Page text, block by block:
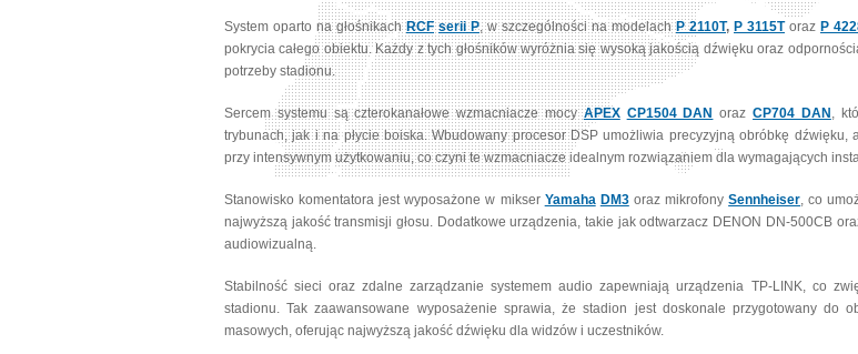
System oparto na głośnikach RCF serii P, w szczególności na modelachP 2110T, P 3115Toraz P
pokrycia całego obiektu. Każdy z tych głośników wyróżnia się wysoką jakością dźwięku oraz
potrzeby stadionu.
Sercem systemu są czterokanałowe wzmacniacze mocyAPEX CP1504 DAN orazCP704 DAN ,
trybunach, jak i na płycie boiska. Wbudowany procesor DSP umożliwia precyzyjną obróbkę
przy intensywnym użytkowaniu, co czyni te wzmacniacze idealnym rozwiązaniem dla wymagających
Stanowisko komentatora jest wyposażone w mikser Yamaha DM3oraz mikrofonySennheiser, co
najwyższą jakość transmisji głosu. Dodatkowe urządzenia, takie jak odtwarzacz DENON DN-500CB
audiowizualną.
Stabilność sieci oraz zdalne zarządzanie systemem audio zapewniają urządzenia TP-LINK, co
stadionu. Tak zaawansowane wyposażenie sprawia, że stadion jest doskonale przygotowany do
masowych, oferując najwyższą jakość dźwięku dla widzów i uczestników.